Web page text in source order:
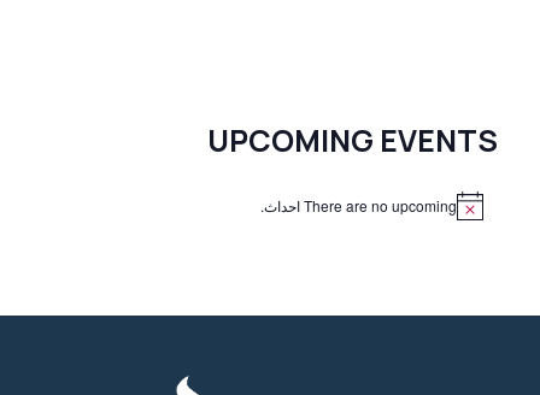
UPCOMING EVENTS
There are no upcoming احداث.